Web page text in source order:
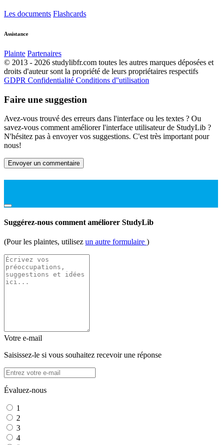
Les documents Flashcards
Assistance
Plainte Partenaires
© 2013 - 2026 studylibfr.com toutes les autres marques déposées et
droits d'auteur sont la propriété de leurs propriétaires respectifs
GDPR Confidentialité Conditions d''utilisation
Faire une suggestion
Avez-vous trouvé des erreurs dans l'interface ou les textes ? Ou
savez-vous comment améliorer l'interface utilisateur de StudyLib ?
N'hésitez pas à envoyer vos suggestions. C'est très important pour
nous!
Envoyer un commentaire
Suggérez-nous comment améliorer StudyLib
(Pour les plaintes, utilisez un autre formulaire )
Votre e-mail
Saisissez-le si vous souhaitez recevoir une réponse
Évaluez-nous
1
2
3
4